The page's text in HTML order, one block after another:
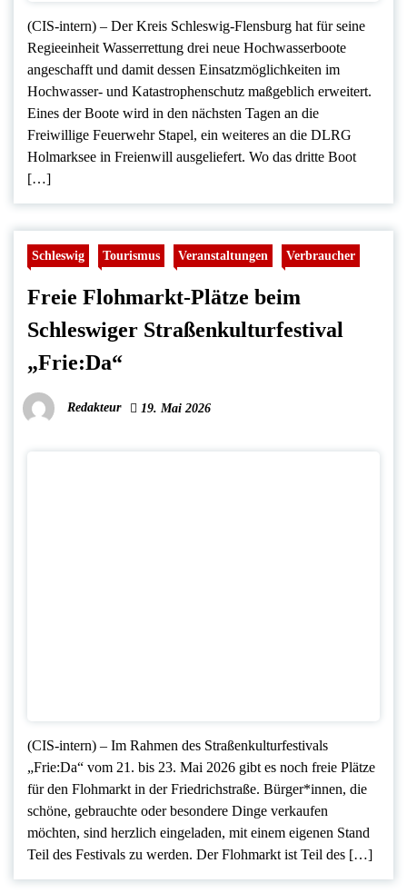
(CIS-intern) – Der Kreis Schleswig-Flensburg hat für seine
Regieeinheit Wasserrettung drei neue Hochwasserboote
angeschafft und damit dessen Einsatzmöglichkeiten im
Hochwasser- und Katastrophenschutz maßgeblich erweitert.
Eines der Boote wird in den nächsten Tagen an die
Freiwillige Feuerwehr Stapel, ein weiteres an die DLRG
Holmarksee in Freienwill ausgeliefert. Wo das dritte Boot
[…]
Schleswig Tourismus Veranstaltungen Verbraucher
Freie Flohmarkt-Plätze beim
Schleswiger Straßenkulturfestival
„Frie:Da“
Redakteur 19. Mai 2026
(CIS-intern) – Im Rahmen des Straßenkulturfestivals
„Frie:Da“ vom 21. bis 23. Mai 2026 gibt es noch freie Plätze
für den Flohmarkt in der Friedrichstraße. Bürger*innen, die
schöne, gebrauchte oder besondere Dinge verkaufen
möchten, sind herzlich eingeladen, mit einem eigenen Stand
Teil des Festivals zu werden. Der Flohmarkt ist Teil des […]